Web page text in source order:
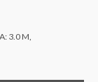
3.0 M,